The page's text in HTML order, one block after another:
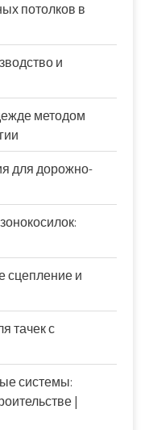
потолков в
и
методом
для дорожно-
сцепление и
тачек с
системы:
|